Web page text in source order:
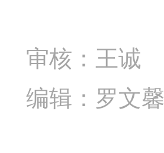
审核：王诚
编辑：罗文馨